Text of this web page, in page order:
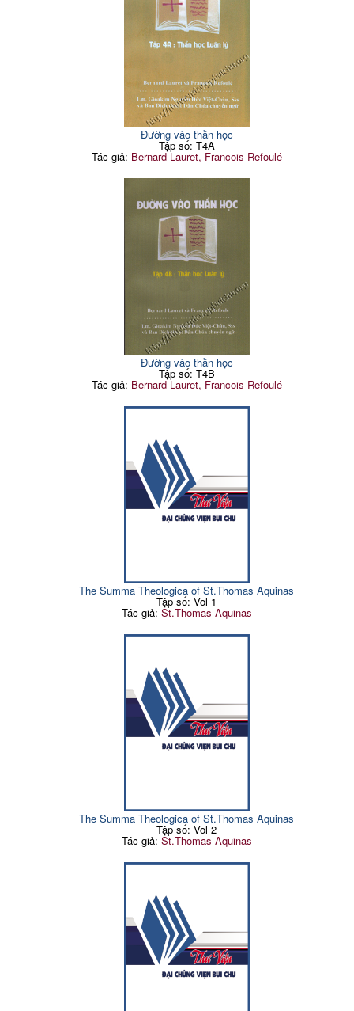
Đường vào thần học
Tập số: T4A
Tác giả: Bernard Lauret, Francois Refoulé
Đường vào thần học
Tập số: T4B
Tác giả: Bernard Lauret, Francois Refoulé
The Summa Theologica of St.Thomas Aquinas
Tập số: Vol 1
Tác giả: St.Thomas Aquinas
The Summa Theologica of St.Thomas Aquinas
Tập số: Vol 2
Tác giả: St.Thomas Aquinas